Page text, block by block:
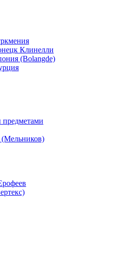
Клинелли
(Bolangde)
предметами
(Мельников)